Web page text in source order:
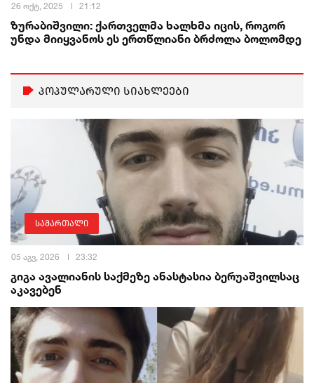
26 ოქტ, 2025 21:12
ზურაბიშვილი: ქართველმა ხალხმა იცის, როგორ
უნდა მიიყვანოს ეს ერთწლიანი ბრძოლა ბოლომდე
პოპულარული სიახლეები
სამართალი
05 აგვ, 2026 23:32
გიგა ავალიანის საქმეზე ანასტასია ბერუაშვილსაც
აკავებენ